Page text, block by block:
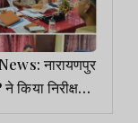
नारायणपुर
किया निरीक्षण,
व सड़क